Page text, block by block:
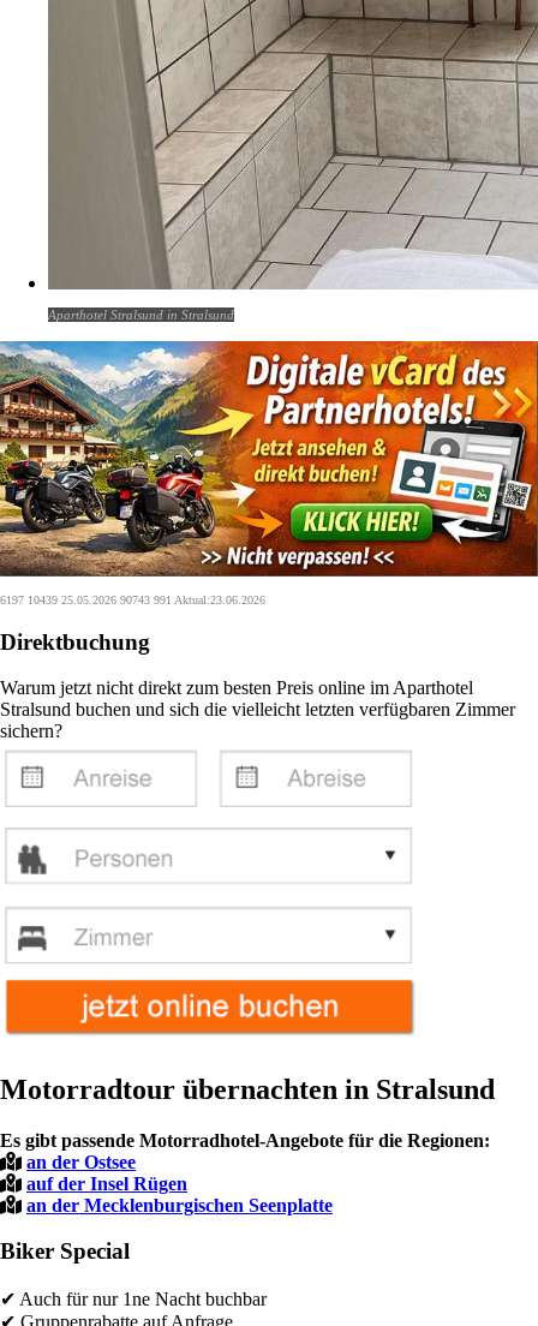
Aparthotel Stralsund in Stralsund
6197 10439 25.05.2026 90743 991 Aktual:23.06.2026
Direktbuchung
Warum jetzt nicht direkt zum besten Preis online im Aparthotel
Stralsund buchen und sich die vielleicht letzten verfügbaren Zimmer
sichern?
Motorradtour übernachten in Stralsund
Es gibt passende Motorradhotel-Angebote für die Regionen:
an der Ostsee
auf der Insel Rügen
an der Mecklenburgischen Seenplatte
Biker Special
✔ Auch für nur 1ne Nacht buchbar
✔ Gruppenrabatte auf Anfrage